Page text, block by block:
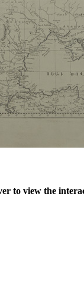
to view the